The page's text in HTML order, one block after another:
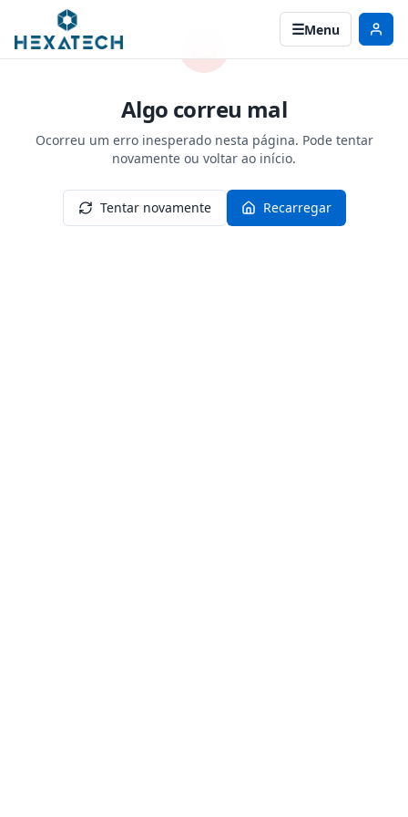
Menu
Algo correu mal
Ocorreu um erro inesperado nesta página. Pode tentar
novamente ou voltar ao início.
Tentar novamente Recarregar